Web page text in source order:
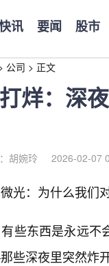
讯 要闻 股市
公司 > 正文
烊：深
胡婉玲 2026-02-07
光：为什么我们
些东西是永远不
深夜里突然炸